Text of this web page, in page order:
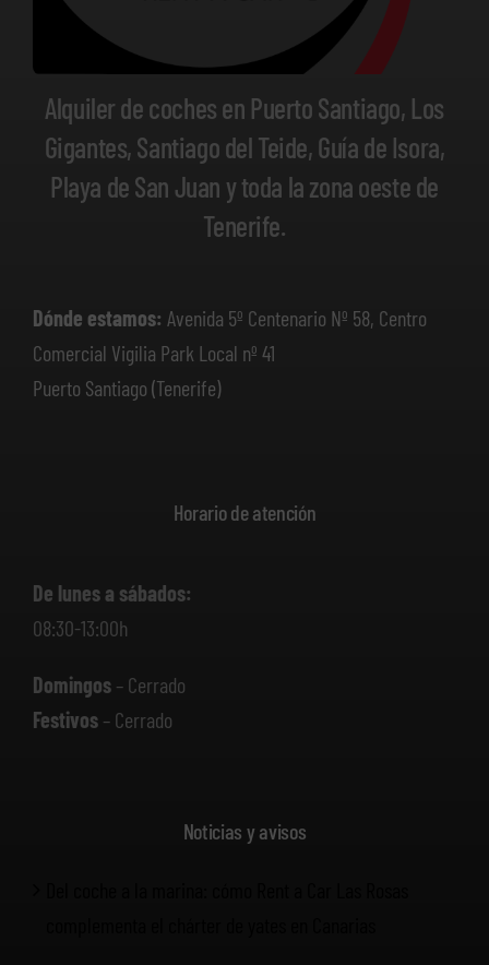
Alquiler de coches en Puerto Santiago, Los
Gigantes, Santiago del Teide, Guía de Isora,
Playa de San Juan y toda la zona oeste de
Tenerife.
Dónde estamos: Avenida 5º Centenario Nº 58, Centro
Comercial Vigilia Park Local nº 41
Puerto Santiago (Tenerife)
Horario de atención
De lunes a sábados:
08:30-13:00h
Domingos– Cerrado
Festivos– Cerrado
Noticias y avisos